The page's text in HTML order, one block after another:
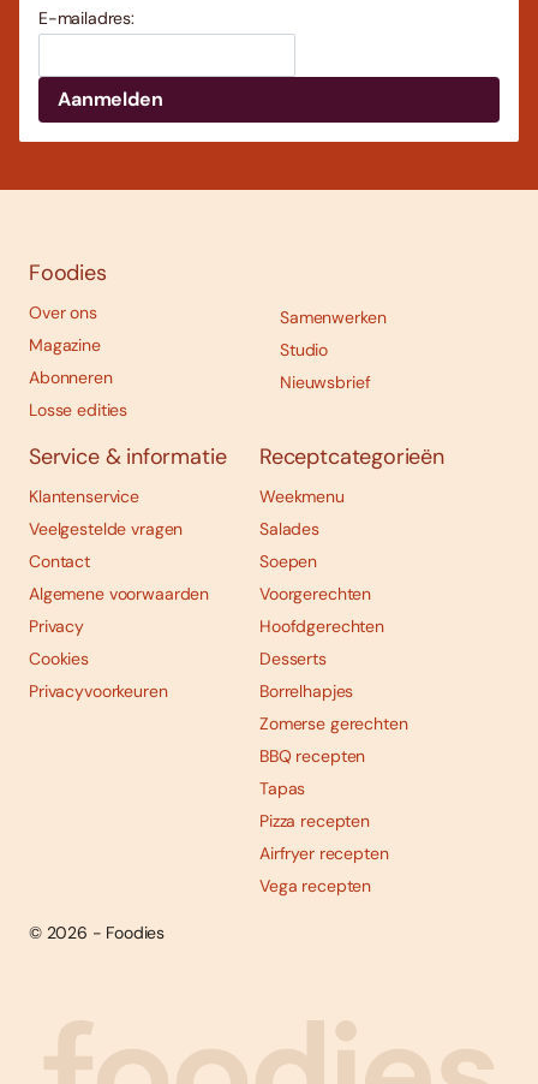
Abonneren
E-mailadres:
Foodies
Over ons
Magazine
Abonneren
Losse edities
Samenwerken
Studio
Nieuwsbrief
Service & informatie
Klantenservice
Veelgestelde vragen
Contact
Algemene voorwaarden
Privacy
Cookies
Privacyvoorkeuren
Receptcategorieën
Weekmenu
Salades
Soepen
Voorgerechten
Hoofdgerechten
Desserts
Borrelhapjes
Zomerse gerechten
BBQ recepten
Tapas
Pizza recepten
Airfryer recepten
Vega recepten
© 2026 - Foodies